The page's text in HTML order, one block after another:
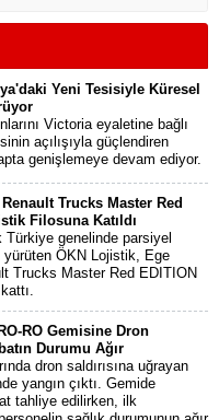
Yeni Tesisiyle Küresel
Victoria eyaletine bağlı
açılışıyla güçlendiren
genişlemeye devam ediyor.
Trucks Master Red
Filosuna Katıldı
Türkiye genelinde parsiyel
yürüten ÖKN Lojistik, Ege
Trucks Master Red EDITION
RO Gemisine Dron
Durumu Ağır
dron saldırısına uğrayan
yangın çıktı. Gemide
tahliye edilirken, ilk